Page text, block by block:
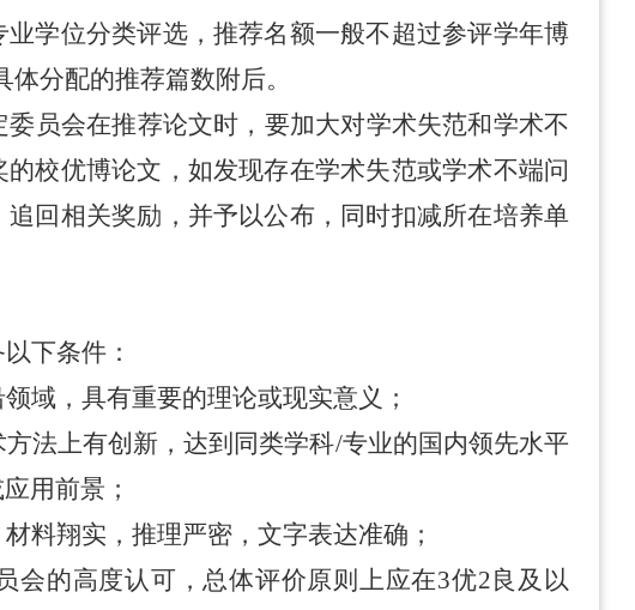
学位分类评选，推荐名额一般不超过参评学年博
体分配的推荐篇数附后。
委员会在推荐论文时，要加大对学术失范和学术不
的校优博论文，如发现存在学术失范或学术不端问
回相关奖励，并予以公布 ，同时扣减所在培养单
下条件：
域，具有重要的理论或现实意义；
方法上有创新，达到同类学科/专业的国内领先水平
用前景；
料翔实，推理严密，文字表达准确；
会的高度认可，总体评价原则上应在3优2良及以